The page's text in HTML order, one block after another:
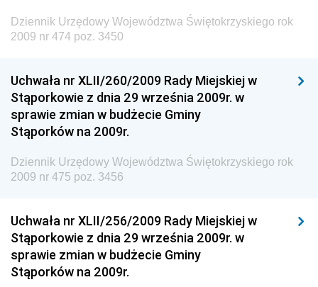
Dziennik Urzędowy Ministra Transportu, Budownictwa
i Gospodarki Morskiej
Dziennik Urzędowy Ministra Spraw Zagranicznych
Dziennik Urzędowy Centralnego Biura
Antykorupcyjnego
Wewnętrznego
Dziennik Urzędowy Urzędu Patentowego
Dziennik Urzędowy Generalnej Dyrekcji Dróg
Krajowych i Autostrad
Dziennik Urzędowy Ministra Środowiska
Dziennik Urzędowy Województwa Świętokrzyskiego rok
2009 nr 474 poz. 3450
Uchwała nr XLII/260/2009 Rady Miejskiej w
Stąporkowie z dnia 29 września 2009r. w
sprawie zmian w budżecie Gminy
Stąporków na 2009r.
Dziennik Urzędowy Województwa Świętokrzyskiego rok
2009 nr 475 poz. 3456
Uchwała nr XLII/256/2009 Rady Miejskiej w
Stąporkowie z dnia 29 września 2009r. w
sprawie zmian w budżecie Gminy
Stąporków na 2009r.